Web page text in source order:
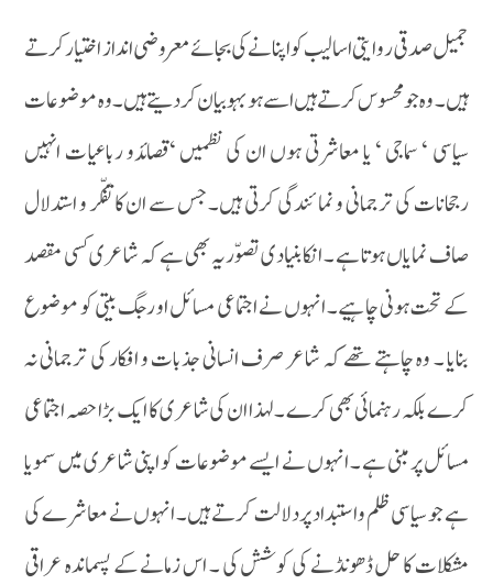
جمیل صدقی روایتی اسالیب کو اپنانے کی بجائے معروضی انداز اختیار کرتے
ہیں۔ وہ جومحسوس کرتے ہیں اسے ہو بہو بیان کر دیتے ہیں۔وہ موضوعات
سیاسی ‘ سماجی ‘ یا معاشرتی ہوں ان کی نظمیں ‘قصائدو رباعیات انہیں
رجحانات کی ترجمانی و نمائندگی کرتی ہیں۔ جس سے ان کا تفکّر و استدلال
صاف نمایاں ہوتا ہے ۔ انکا بنیادی تصوّر یہ بھی ہے کہ شاعری کسی مقصد
کے تحت ہونی چاہیے۔ انہوں نے اجتماعی مسائل او رجگ بیتی کو موضوع
بنایا ۔ وہ چاہتے تھے کہ شاعر صرف انسانی جذبات و افکار کی ترجمانی نہ
کرے بلکہ رہنمائی بھی کرے ۔ لہذا ان کی شاعری کا ایک بڑا حصہ اجتماعی
مسائل پر مبنی ہے ۔ انہوں نے ایسے موضوعات کو اپنی شاعری میں سمویا
ہے جو سیاسی ظلم واستبداد پر دلالت کرتے ہیں۔ انہوں نے معاشرے کی
مشکلات کا حل ڈھونڈنے کی کوشش کی ۔ اس زمانے کے پسماندہ عراقی